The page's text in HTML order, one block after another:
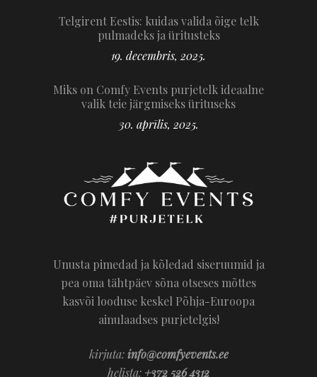
Telgirent Eestis: kuidas valida õige telk
pulmadeks ja üritusteks
19. decembris, 2025.
Miks on Comfy Events purjetelk ideaalne
valik teie järgmiseks ürituseks
30. aprīlis, 2025.
Unusta pimedad ja kõledad siseruumid ja
pea oma tähtpäev sõna otseses mõttes
kasvõi looduse keskel Põhja-Euroopa
ainulaadses purjetelgis!
kirjuta:info@comfyevents.ee
helista: +372 526 4312